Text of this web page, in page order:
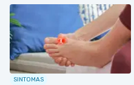
SINTOMAS